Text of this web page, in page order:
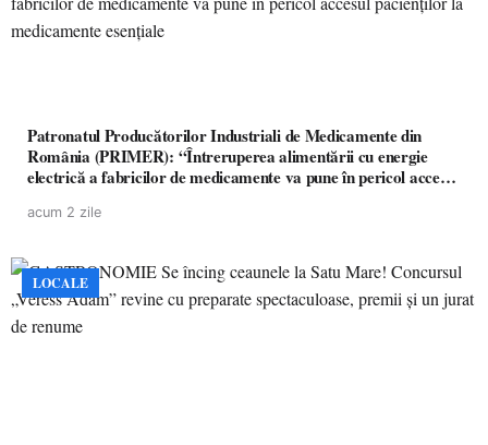
Patronatul Producătorilor Industriali de Medicamente din
România (PRIMER): “Întreruperea alimentării cu energie
electrică a fabricilor de medicamente va pune în pericol accesul
acum 2 zile
LOCALE